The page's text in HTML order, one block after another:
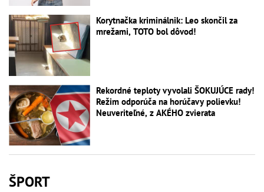
Korytnačka kriminálnik: Leo skončil za
mrežami, TOTO bol dôvod!
Rekordné teploty vyvolali ŠOKUJÚCE rady!
Režim odporúča na horúčavy polievku!
Neuveriteľné, z AKÉHO zvierata
ŠPORT